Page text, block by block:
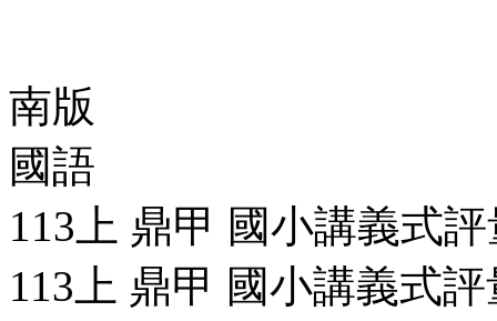
南版
國語
113上 鼎甲 國小講義式
113上 鼎甲 國小講義式